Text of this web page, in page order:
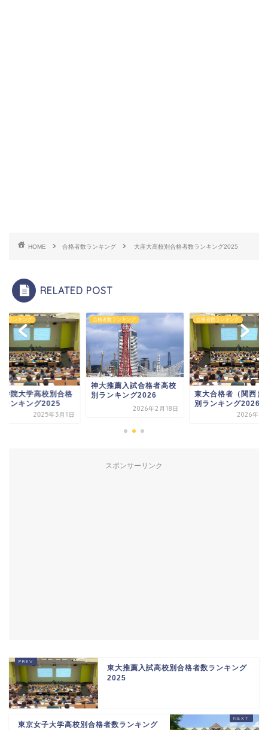
HOME 合格者数ランキング 大産大高校別合格者数ランキング2025
RELATED POST
数ランキング
学院大学高校別合格
ランキング2025
2025年3月1日
合格者数ランキング
神大推薦入試合格者高校
別ランキング2026
2026年2月18日
合格者数ランキング
東大合格者（関西）
別ランキング2026
2026年3
スポンサーリンク
東大推薦入試高校別合格者数ランキング
2025
東京女子大学高校別合格者数ランキング